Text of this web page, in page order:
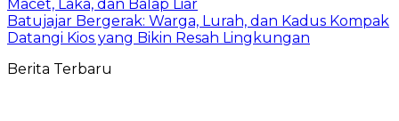
Macet, Laka, dan Balap Liar
Batujajar Bergerak: Warga, Lurah, dan Kadus Kompak
Datangi Kios yang Bikin Resah Lingkungan
Berita Terbaru